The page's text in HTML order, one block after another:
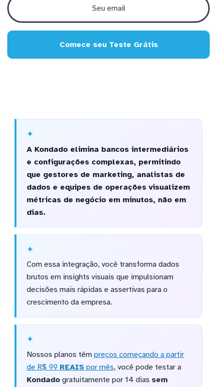
Comece seu Teste Grátis
A Kondado elimina bancos intermediários
e configurações complexas, permitindo
que gestores de marketing, analistas de
dados e equipes de operações visualizem
métricas de negócio em minutos, não em
dias.
Com essa integração, você transforma dados
brutos em insights visuais que impulsionam
decisões mais rápidas e assertivas para o
crescimento da empresa.
Nossos planos têm preços começando a partir
de R$ 99 REAIS por mês, você pode testar a
Kondadogratuitamente por 14 dias sem